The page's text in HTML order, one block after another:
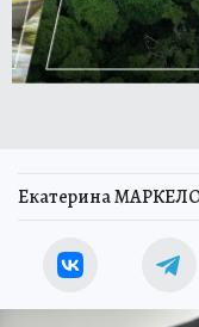
Екатерина